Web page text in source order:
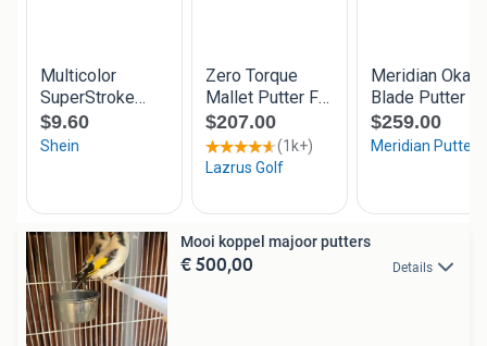
Mooi koppel majoor putters
€ 500,00 Details